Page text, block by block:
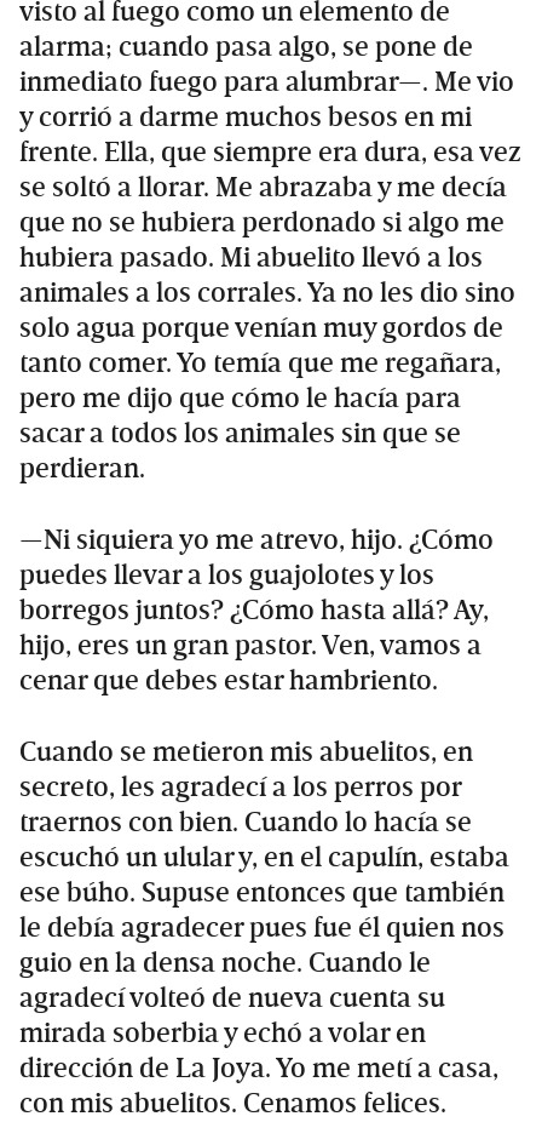
visto al fuego como un elemento de
alarma; cuando pasa algo, se pone de
inmediato fuego para alumbrar—. Me vio
y corrió a darme muchos besos en mi
frente. Ella, que siempre era dura, esa vez
se soltó a llorar. Me abrazaba y me decía
que no se hubiera perdonado si algo me
hubiera pasado. Mi abuelito llevó a los
animales a los corrales. Ya no les dio sino
solo agua porque venían muy gordos de
tanto comer. Yo temía que me regañara,
pero me dijo que cómo le hacía para
sacar a todos los animales sin que se
perdieran.
—Ni siquiera yo me atrevo, hijo. ¿Cómo
puedes llevar a los guajolotes y los
borregos juntos? ¿Cómo hasta allá? Ay,
hijo, eres un gran pastor. Ven, vamos a
cenar que debes estar hambriento.
Cuando se metieron mis abuelitos, en
secreto, les agradecí a los perros por
traernos con bien. Cuando lo hacía se
escuchó un ulular y, en el capulín, estaba
ese búho. Supuse entonces que también
le debía agradecer pues fue él quien nos
guio en la densa noche. Cuando le
agradecí volteó de nueva cuenta su
mirada soberbia y echó a volar en
dirección de La Joya. Yo me metí a casa,
con mis abuelitos. Cenamos felices.